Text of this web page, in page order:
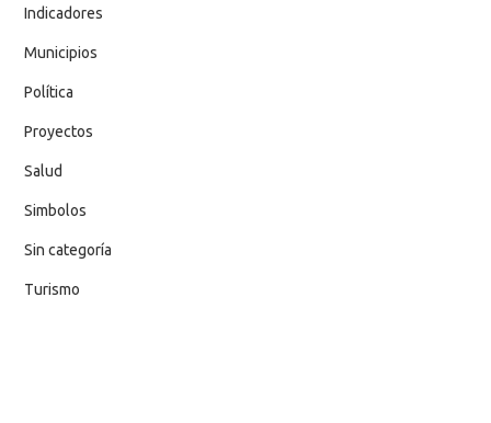
Indicadores
Municipios
Política
Proyectos
Salud
Simbolos
Sin categoría
Turismo